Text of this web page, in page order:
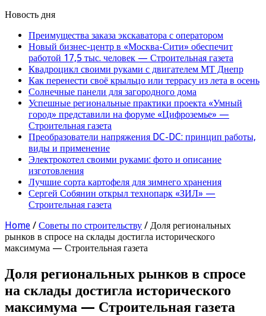
Новость дня
Преимущества заказа экскаватора с оператором
Новый бизнес-центр в «Москва-Сити» обеспечит
работой 17,5 тыс. человек — Строительная газета
Квадроцикл своими руками с двигателем МТ Днепр
Как перенести своё крыльцо или террасу из лета в осень
Солнечные панели для загородного дома
Успешные региональные практики проекта «Умный
город» представили на форуме «Цифроземье» —
Строительная газета
Преобразователи напряжения DC-DC: принцип работы,
виды и применение
Электрокотел своими руками: фото и описание
изготовления
Лучшие сорта картофеля для зимнего хранения
Сергей Собянин открыл технопарк «ЗИЛ» —
Строительная газета
Home / Советы по строительству / Доля региональных
рынков в спросе на склады достигла исторического
максимума — Строительная газета
Доля региональных рынков в спросе
на склады достигла исторического
максимума — Строительная газета